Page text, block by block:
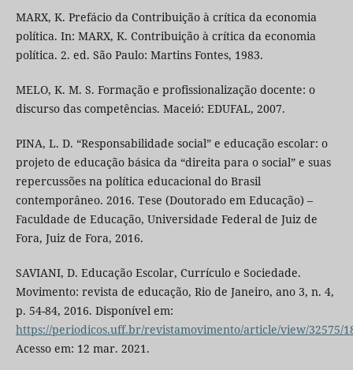
MARX, K. Prefácio da Contribuição à crítica da economia
política. In: MARX, K. Contribuição à crítica da economia
política. 2. ed. São Paulo: Martins Fontes, 1983.
MELO, K. M. S. Formação e profissionalização docente: o
discurso das competências. Maceió: EDUFAL, 2007.
PINA, L. D. “Responsabilidade social” e educação escolar: o
projeto de educação básica da “direita para o social” e suas
repercussões na política educacional do Brasil
contemporâneo. 2016. Tese (Doutorado em Educação) –
Faculdade de Educação, Universidade Federal de Juiz de
Fora, Juiz de Fora, 2016.
SAVIANI, D. Educação Escolar, Currículo e Sociedade.
Movimento: revista de educação, Rio de Janeiro, ano 3, n. 4,
p. 54-84, 2016. Disponível em:
https://periodicos.uff.br/revistamovimento/article/view/32575/
Acesso em: 12 mar. 2021.